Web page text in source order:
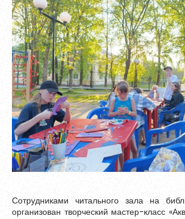
Сотрудниками читального зала на
организован творческий мастер-класс